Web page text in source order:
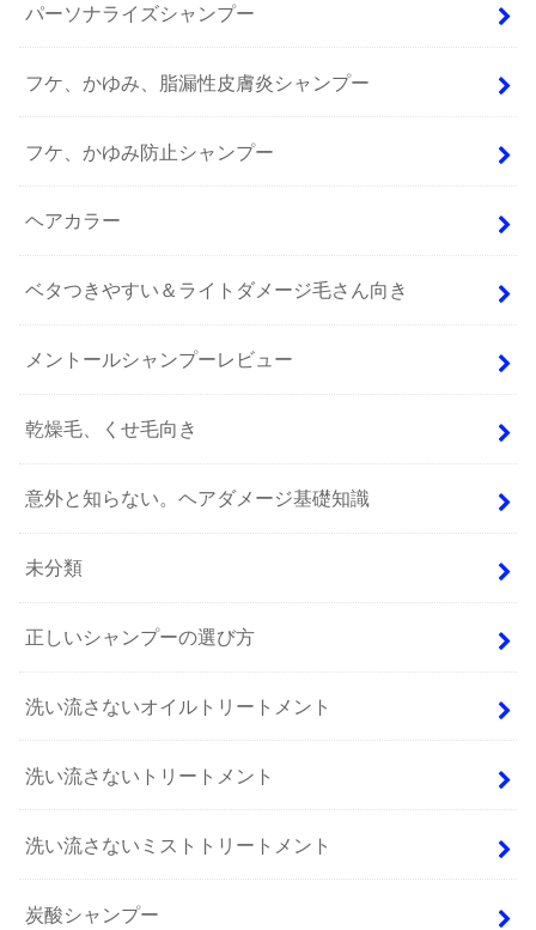
パーソナライズシャンプー
フケ、かゆみ、脂漏性皮膚炎シャンプー
フケ、かゆみ防止シャンプー
ヘアカラー
ベタつきやすい＆ライトダメージ毛さん向き
メントールシャンプーレビュー
乾燥毛、くせ毛向き
意外と知らない。ヘアダメージ基礎知識
未分類
正しいシャンプーの選び方
洗い流さないオイルトリートメント
洗い流さないトリートメント
洗い流さないミストトリートメント
炭酸シャンプー